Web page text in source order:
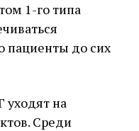
1-го типа
пациенты до сих
на
Среди